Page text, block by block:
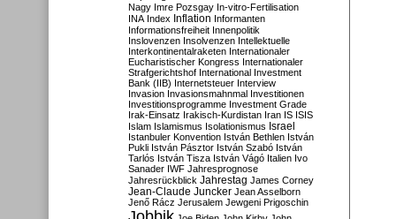
Nagy Imre Pozsgay In-vitro-Fertilisation
INA Index Inflation Informanten
Informationsfreiheit Innenpolitik
Inslovenzen Insolvenzen Intellektuelle
Interkontinentalraketen Internationaler
Eucharistischer Kongress Internationaler
Strafgerichtshof International Investment
Bank (IIB) Internetsteuer Interview
Invasion Invasionsmahnmal Investitionen
Investitionsprogramme Investment Grade
Irak-Einsatz Irakisch-Kurdistan Iran IS ISIS
Islam Islamismus Isolationismus Israel
Istanbuler Konvention István Bethlen István
Pukli István Pásztor István Szabó István
Tarlós István Tisza István Vágó Italien Ivo
Sanader IWF Jahresprognose
Jahresrückblick Jahrestag James Corney
Jean-Claude Juncker Jean Asselborn
Jenő Rácz Jerusalem Jewgeni Prigoschin